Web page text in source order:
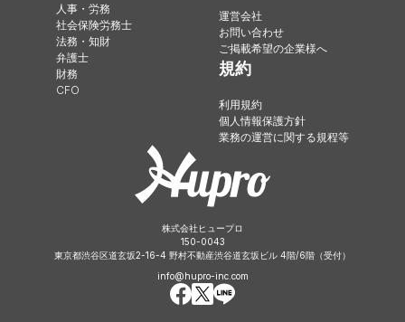
人事・労務
社会保険労務士
法務・知財
弁護士
財務
CFO
運営会社
お問い合わせ
ご掲載希望の企業様へ
規約
利用規約
個人情報保護方針
業務の運営に関する規程等
株式会社ヒュープロ
150-0043
東京都渋谷区道玄坂2-16-4 野村不動産渋谷道玄坂ビル 4階/6階（受付）
info@hupro-inc.com